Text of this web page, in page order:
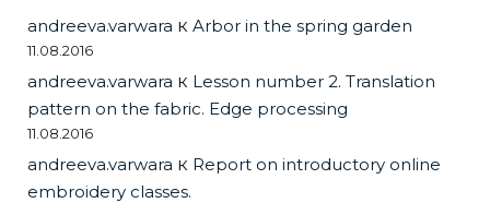
andreeva.varwara к Arbor in the spring garden
11.08.2016
andreeva.varwara к Lesson number 2. Translation
pattern on the fabric. Edge processing
11.08.2016
andreeva.varwara к Report on introductory online
embroidery classes.